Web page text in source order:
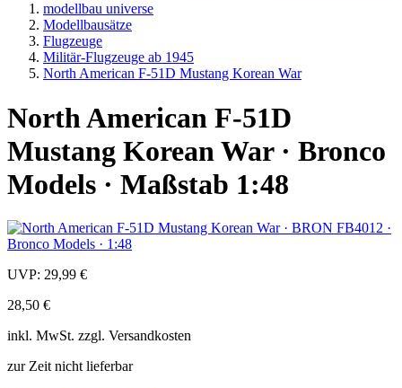
modellbau universe
Modellbausätze
Flugzeuge
Militär-Flugzeuge ab 1945
North American F-51D Mustang Korean War
North American F-51D
Mustang Korean War · Bronco
Models · Maßstab 1:48
UVP: 29,99 €
28,50 €
inkl. MwSt. zzgl. Versandkosten
zur Zeit nicht lieferbar